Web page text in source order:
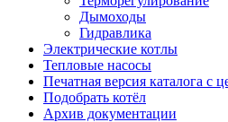
Дымоходы
Гидравлика
Электрические котлы
Тепловые насосы
Печатная версия каталога с
Подобрать котёл
Архив документации